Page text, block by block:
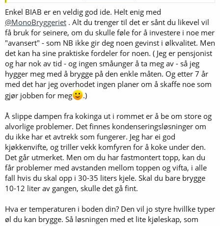
fremtiden kan utforske metoder og oppskrifter uten å være
begrenset av utstyr, og da er det vel all-grain som er beste løsning?
Jeg bor i leilighet i Oslo og må brygge i leiligheten, det er ikke noe
tema å benytte seg av garasje, bod el. slik situasjonen er nå.
Spørsmålet mitt blir da hva dere anbefaler?
Vil BIAB være enkleste og beste løsning evt. elektriske
bryggemaskiner som Grainfather el?
Syns også SS brewtech har mye spennende (ikke minst pent) men
det virker som det er fort gjort at man må kjøre en del koblinger
med både vann og strøm som gjør det mer til en permanent
løsning. Dette gjelder vel generelt for "three pot" systemer?
kjøkkenvasken som vanntilsførsel, (har ikke tilgang til noe
hageslange el. her) og gjærer i boden i leiligheten som har konstant
romtemp. både sommer og vinter.
Dette er muligens en dum tanke, men vil tro at det beste for meg er
å lære hvordan dette gjøres ordentlig når jeg starter, slik at om jeg
skulle ønske å oppgradere utstyr eller oppskalere så vil det ikke bli
en helt annen prosess enn det jeg har lært meg og er vant til.
Tar i mot alt av forslag og hjelp
Enkel BIAB er en veldig god ide. Helt enig med
@MonoBryggeriet . Alt du trenger til det er sånt du likevel vil
få bruk for seinere, om du skulle føle for å investere i noe mer
"avansert" - som NB ikke gir deg noen gevinst i ølkvalitet. Men
det kan ha sine praktiske fordeler for noen. ( Jeg er pensjonist
og har nok av tid - og ingen småunger å ta meg av - så jeg
hygger meg med å brygge på den enkle måten. Og etter 7 år
med det har jeg overhodet ingen planer om å skaffe noe som
gjør jobben for meg
.)
Å slippe dampen fra kokinga ut i rommet er å be om store og
alvorlige problemer. Det finnes kondenseringsløsninger om
du ikke har et avtrekk som fungerer. Jeg har ei god
kjøkkenvifte, og triller vekk komfyren for å koke under den.
Det går utmerket. Men om du har fastmontert topp, kan du
får problemer med avstanden mellom toppen og vifta, i alle
fall hvis du skal opp i 30-35 liters kjele. Skal du bare brygge
10-12 liter av gangen, skulle det gå fint.
Hva er temperaturen i boden din? Den vil jo styre hvillke typer
øl du kan brygge. Så løsningen med et lite kjøleskap, som